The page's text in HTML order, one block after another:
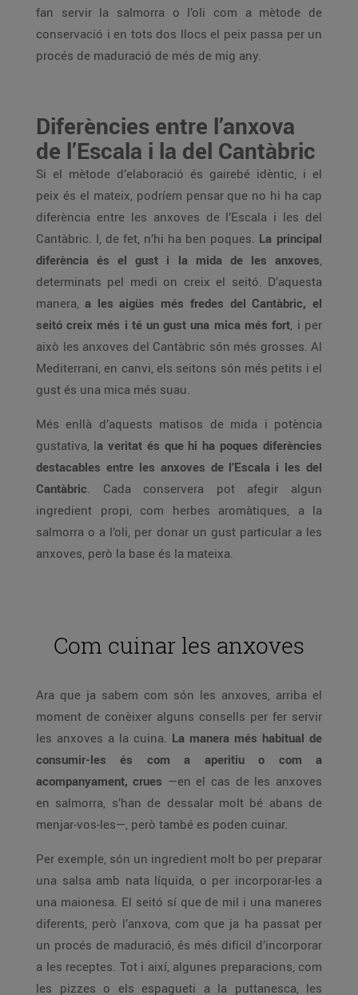
fan servir la salmorra o l’oli com a mètode de
conservació i en tots dos llocs el peix passa per un
procés de maduració de més de mig any.
Diferències entre l’anxova
de l’Escala i la del Cantàbric
Si el mètode d’elaboració és gairebé idèntic, i el
peix és el mateix, podríem pensar que no hi ha cap
diferència entre les anxoves de l’Escala i les del
Cantàbric. I, de fet, n’hi ha ben poques. La principal
diferència és el gust i la mida de les anxoves,
determinats pel medi on creix el seitó. D’aquesta
manera, a les aigües més fredes del Cantàbric, el
seitó creix més i té un gust una mica més fort, i per
això les anxoves del Cantàbric són més grosses. Al
Mediterrani, en canvi, els seitons són més petits i el
gust és una mica més suau.
Més enllà d’aquests matisos de mida i potència
gustativa, la veritat és que hi ha poques diferències
destacables entre les anxoves de l’Escala i les del
Cantàbric. Cada conservera pot afegir algun
ingredient propi, com herbes aromàtiques, a la
salmorra o a l’oli, per donar un gust particular a les
anxoves, però la base és la mateixa.
Com cuinar les anxoves
Ara que ja sabem com són les anxoves, arriba el
moment de conèixer alguns consells per fer servir
les anxoves a la cuina. La manera més habitual de
consumir-les és com a aperitiu o com a
acompanyament, crues —en el cas de les anxoves
en salmorra, s’han de dessalar molt bé abans de
menjar-vos-les—, però també es poden cuinar.
Per exemple, són un ingredient molt bo per preparar
una salsa amb nata líquida, o per incorporar-les a
una maionesa. El seitó sí que de mil i una maneres
diferents, però l’anxova, com que ja ha passat per
un procés de maduració, és més difícil d’incorporar
a les receptes. Tot i així, algunes preparacions, com
les pizzes o els espagueti a la puttanesca, les